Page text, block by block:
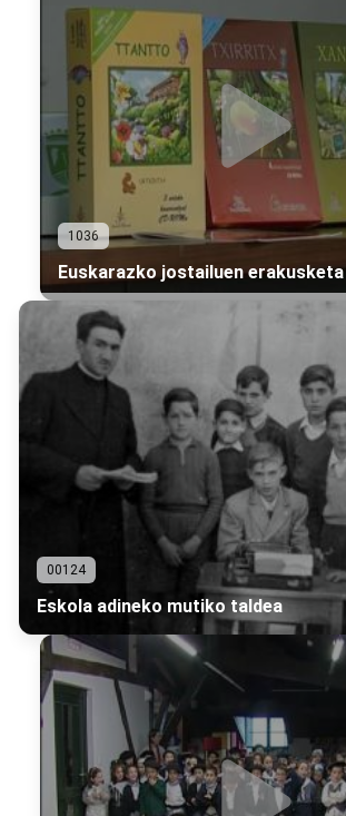
1036
Euskarazko jostailuen erakusketa
00124
Eskola adineko mutiko taldea